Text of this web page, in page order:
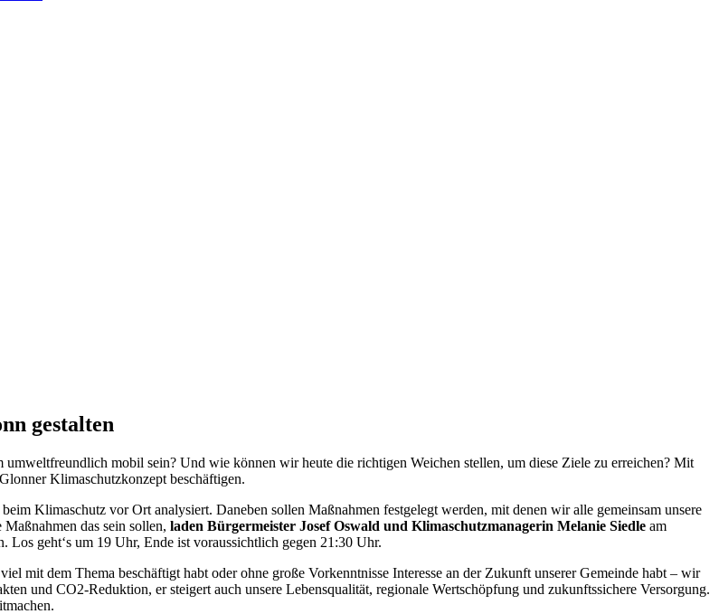
gestalten
mobil sein? Und wie können wir heute die richtigen Weichen stellen, um diese Ziele zu erreichen? Mit
Klimaschutzkonzept beschäftigen.
Klimaschutz vor Ort analysiert. Daneben sollen Maßnahmen festgelegt werden, mit denen wir alle gemeinsam unsere
das sein sollen, laden Bürgermeister Josef Oswald und Klimaschutzmanagerin Melanie Siedle am
Los geht‘s um 19 Uhr, Ende ist voraussichtlich gegen 21:30 Uhr.
mit dem Thema beschäftigt habt oder ohne große Vorkenntnisse Interesse an der Zukunft unserer Gemeinde habt – wir
und CO2-Reduktion, er steigert auch unsere Lebensqualität, regionale Wertschöpfung und zukunftssichere Versorgung.